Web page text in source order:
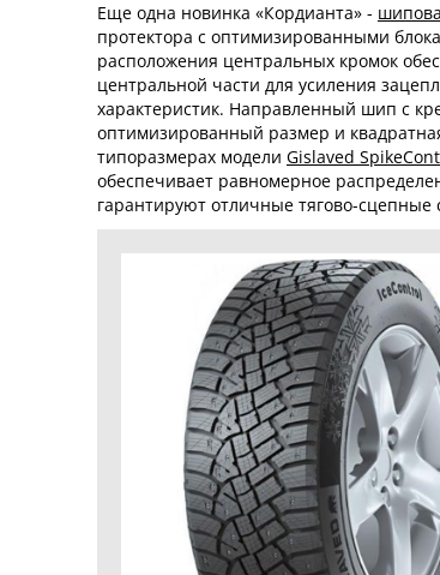
Еще одна новинка «Кордианта» -
протектора с оптимизированными
расположения центральных кромок
центральной части для усиления
характеристик. Направленный шип с
оптимизированный размер и
типоразмерах модели Gislaved
обеспечивает равномерное
гарантируют отличные тягово-сцепные